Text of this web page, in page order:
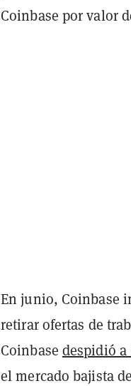
Coinbase por valor
En junio, Coinbase
retirar ofertas de
Coinbase despidió a
el mercado bajista